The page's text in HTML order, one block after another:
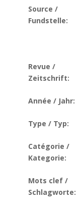
Source /
Fundstelle:
Revue /
Zeitschrift:
Année / Jahr:
Type / Typ:
Catégorie /
Kategorie:
Mots clef /
Schlagworte: